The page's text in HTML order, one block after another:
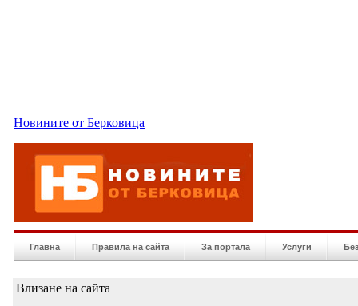
Новините от Берковица
Главна Правила на сайта За портала Услуги
Влизане на сайта